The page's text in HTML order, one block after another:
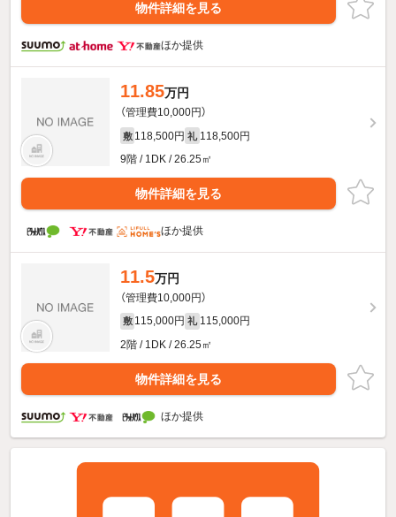
物件詳細を見る
ほか提供
11.85万円
（管理費10,000円）
敷 118,500円 礼 118,500円
9階 / 1DK / 26.25㎡
物件詳細を見る
ほか提供
11.5万円
（管理費10,000円）
敷 115,000円 礼 115,000円
2階 / 1DK / 26.25㎡
物件詳細を見る
ほか提供